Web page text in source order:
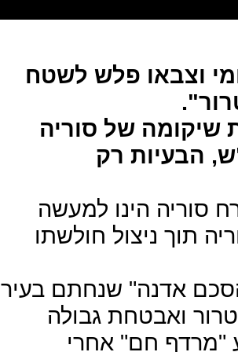
וצבאו פלש לשטח
של סוריה
הבעיות רק
סוריה הינו למעשה
תוך ניצול חולשתו
אדנה" שנחתם בעיר
בטרור ואבטחת גבולה
"מרדף חם" אחרי